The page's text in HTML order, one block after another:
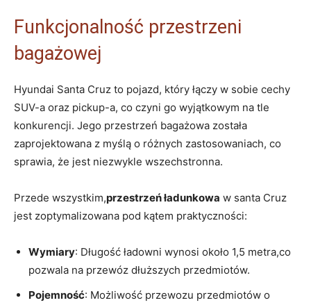
Funkcjonalność przestrzeni ​
bagażowej
Hyundai Santa Cruz to pojazd, który łączy w⁢ sobie cechy
SUV-a ​oraz pickup-a, co czyni go wyjątkowym⁤ na ‌tle
⁢konkurencji. Jego przestrzeń bagażowa została
zaprojektowana ‍z myślą o różnych zastosowaniach, co
sprawia, ⁢że jest niezwykle wszechstronna.
Przede wszystkim,przestrzeń ładunkowa w santa Cruz
jest⁣ zoptymalizowana pod ‍kątem ​praktyczności:
Wymiary: Długość ładowni wynosi około 1,5 metra,co
⁤pozwala na przewóz dłuższych ⁣przedmiotów.
Pojemność: Możliwość ​przewozu przedmiotów‍ o